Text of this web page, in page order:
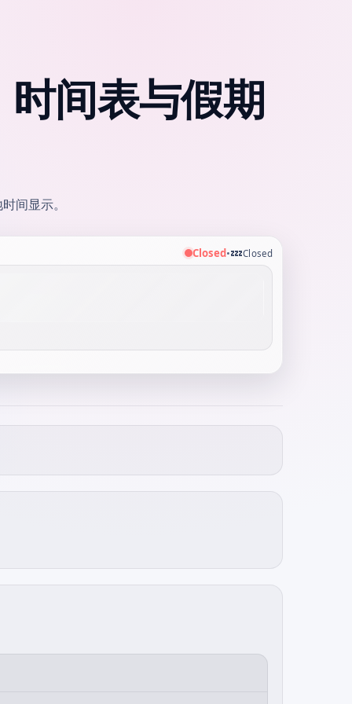
间表与假期
间显示。
Closed•💤Closed